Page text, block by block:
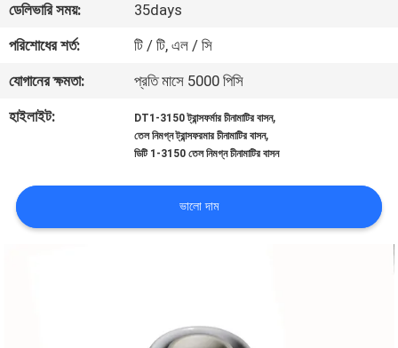
নিয়ন্ত্রণ
যোগাযোগ
করুন
সাইট
ডেলিভারি সময়:
35days
পরিশোধের শর্ত:
টি / টি, এল / সি
যোগানের ক্ষমতা:
প্রতি মাসে 5000 পিসি
হাইলাইট:
DT1-3150 ট্রান্সফর্মার চীনামাটির বাসন,
তেল নিমগ্ন ট্রান্সফরমার চীনামাটির বাসন,
ডিটি 1-3150 তেল নিমগ্ন চীনামাটির বাসন
ভালো দাম